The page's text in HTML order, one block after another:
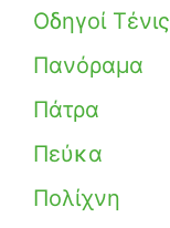
Οδηγοί Τένις
Πανόραμα
Πάτρα
Πεύκα
Πολίχνη